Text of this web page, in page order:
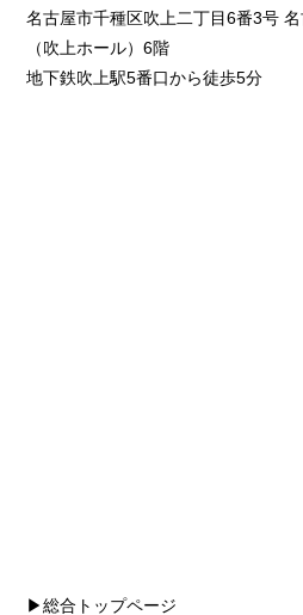
名古屋市千種区吹上二丁目6番3号
（吹上ホール）6階
地下鉄吹上駅5番口から徒歩5分
▶総合トップページ